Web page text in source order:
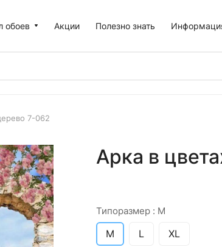
обоев Акции Полезно знать
7-062
Арка в
Типоразмер : M
M L XL